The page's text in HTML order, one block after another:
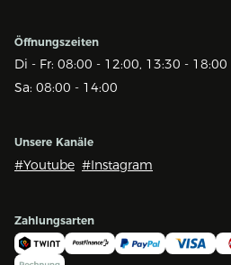
Öffnungszeiten
Di - Fr: 08:00 - 12:00, 13:30 - 18:00
Sa: 08:00 - 14:00
Unsere Kanäle
#Youtube #Instagram
Zahlungsarten